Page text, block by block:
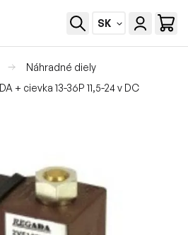
SK
Náhradné diely
+ cievka 13-36P 11,5-24 v DC